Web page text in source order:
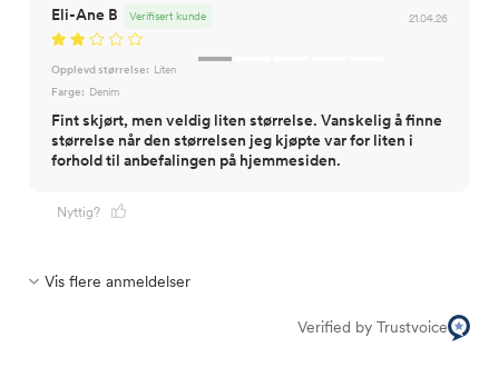
Eli-Ane B 21.04.26
Verifisert kunde
Opplevd størrelse: Liten
Farge: Denim
Fint skjørt, men veldig liten størrelse. Vanskelig å finne
størrelse når den størrelsen jeg kjøpte var for liten i
forhold til anbefalingen på hjemmesiden.
Nyttig?
Vis flere anmeldelser
Verified by Trustvoice